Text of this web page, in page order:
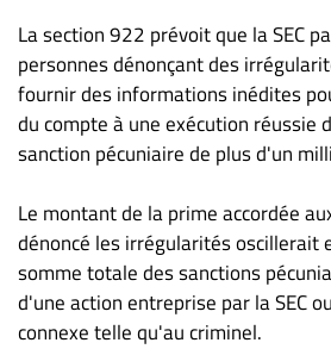
Publicité
Solutions de
recrutements
TROUVEZ-
NOUS
Nous
joindre
À
La section 922 prévoit que la SEC
personnes dénonçant des
fournir des informations inédites
du compte à une exécution réussie
sanction pécuniaire de plus d'un
Le montant de la prime accordée
dénoncé les irrégularités oscillerait
somme totale des sanctions
d'une action entreprise par la SEC
connexe telle qu'au criminel.